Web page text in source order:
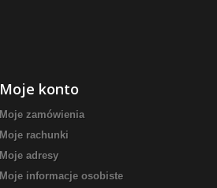
Moje konto
Moje zamówienia
Moje rachunki
Moje adresy
Moje informacje osobiste